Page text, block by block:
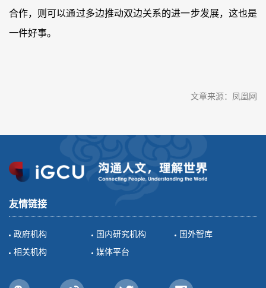
合作，则可以通过多边推动双边关系的进一步发展，这也是
一件好事。
文章来源：凤凰网
友情链接
政府机构 国内研究机构
国外智库
相关机构
媒体平台